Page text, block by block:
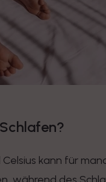
kann für